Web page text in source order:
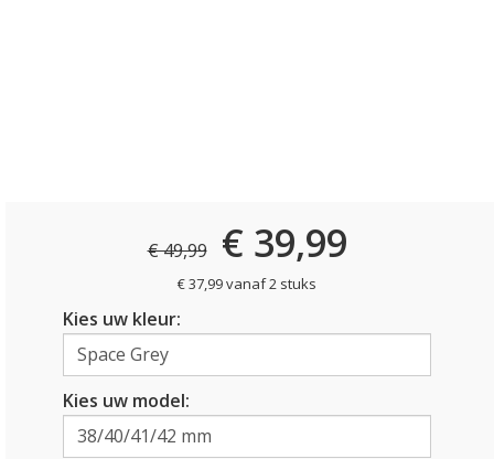
€ 49,99 € 39,99
€ 37,99 vanaf 2 stuks
Kies uw kleur:
Kies uw model: